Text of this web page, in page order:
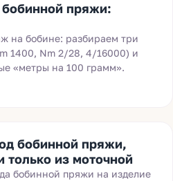
пряжи:
на бобине: разбираем три
1400, Nm 2/28, 4/16000) и
«метры на 100 грамм».
бобинной пряжи,
только из моточной
бобинной пряжи на изделие